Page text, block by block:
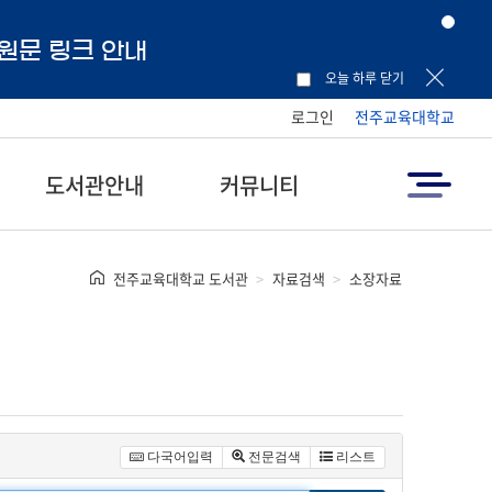
문 링크 안내
오늘 하루 닫기
로그인 전주교육대학교
도서관안내 커뮤니티
전주교육대학교 도서관 자료검색 소장자료
다국어입력 전문검색 리스트